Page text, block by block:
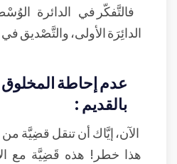
فالتَّفكّر في الدائرة
الدائِرَة الأولى، والتَّصْديق في
عدم إحاطة
بالقديم :
الآن، إيَّاك أن تنقل قضِيَّة
هذا خطر! هذه قَضِيَّة مع